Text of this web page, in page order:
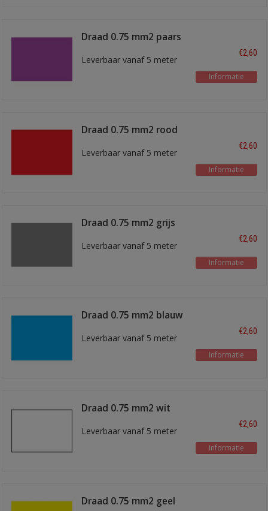
Draad 0.75 mm2 paars
Leverbaar vanaf 5 meter
€2,60
Informatie
Draad 0.75 mm2 rood
Leverbaar vanaf 5 meter
€2,60
Informatie
Draad 0.75 mm2 grijs
Leverbaar vanaf 5 meter
€2,60
Informatie
Draad 0.75 mm2 blauw
Leverbaar vanaf 5 meter
€2,60
Informatie
Draad 0.75 mm2 wit
Leverbaar vanaf 5 meter
€2,60
Informatie
Draad 0.75 mm2 geel